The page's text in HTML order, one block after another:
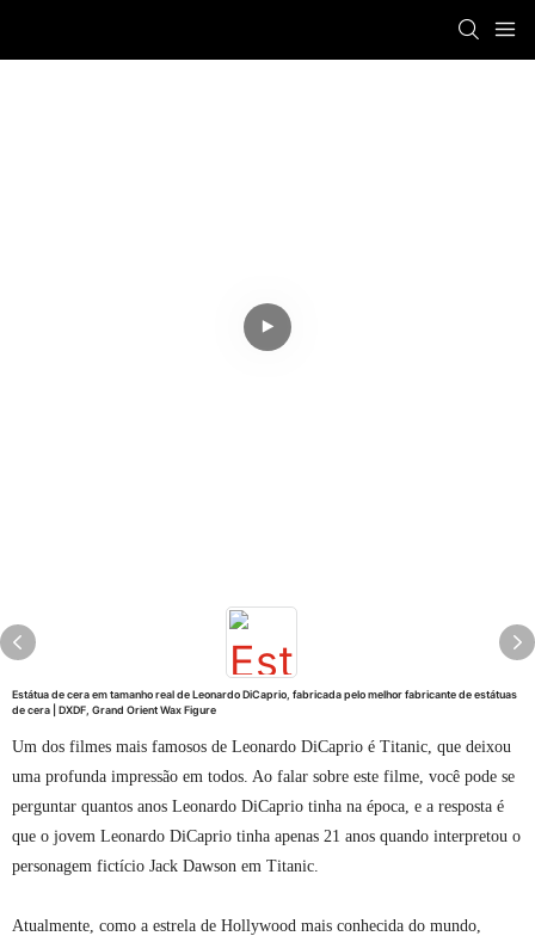
Estátua de cera em tamanho real de Leonardo DiCaprio, fabricada pelo melhor fabricante de estátuas
de cera | DXDF, Grand Orient Wax Figure
Um dos filmes mais famosos de Leonardo DiCaprio é Titanic, que deixou
uma profunda impressão em todos. Ao falar sobre este filme, você pode se
perguntar quantos anos Leonardo DiCaprio tinha na época, e a resposta é
que o jovem Leonardo DiCaprio tinha apenas 21 anos quando interpretou o
personagem fictício Jack Dawson em Titanic.
Atualmente, como a estrela de Hollywood mais conhecida do mundo,